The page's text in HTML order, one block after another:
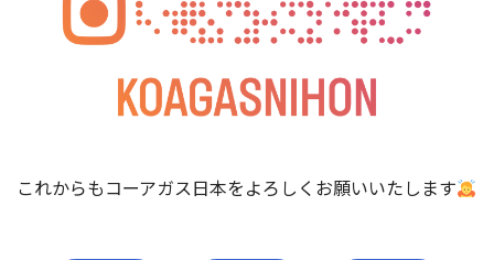
これからもコーアガス日本をよろしくお願いいたします